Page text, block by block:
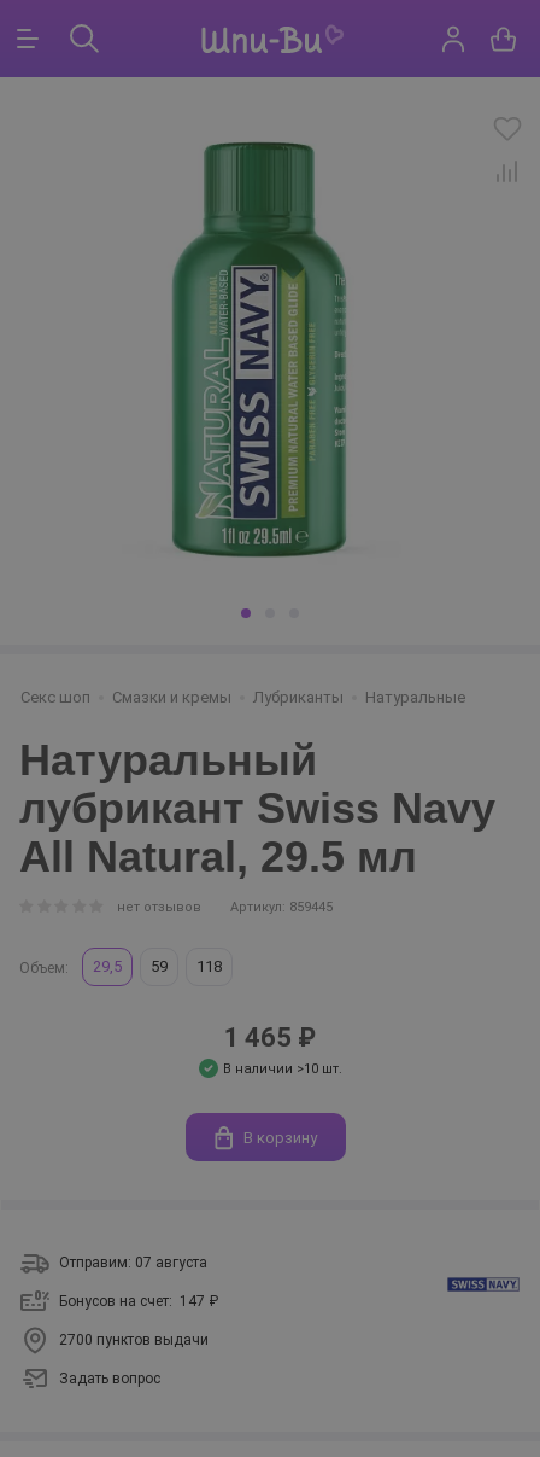
Секс шоп Смазки и кремы Лубриканты Натуральные
Натуральный
лубрикант Swiss Navy
All Natural, 29.5 мл
нет отзывов Артикул: 859445
Объем: 29,5 59 118
1 465 ₽
В наличии >10 шт.
В корзину
Отправим: 07 августа
Бонусов на счет: 147 ₽
2700 пунктов выдачи
Задать вопрос